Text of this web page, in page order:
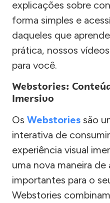
explicações sobre
forma simples e
daqueles que
prática, nossos
para você.
Webstories:
Imersivo
Os Webstories são
interativa de
experiência visual
uma nova maneira
importantes para o
Webstories